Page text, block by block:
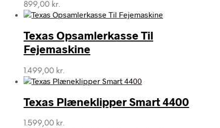
899,00 kr.
Texas Opsamlerkasse Til
Fejemaskine
1.499,00 kr.
Texas Plæneklipper Smart 4400
1.599,00 kr.